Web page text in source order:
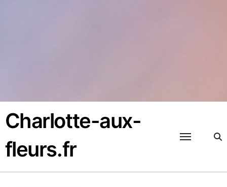
Charlotte-aux-
fleurs.fr